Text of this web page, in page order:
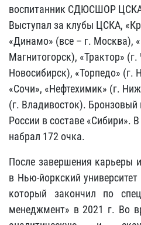
воспитанник СДЮCШОР
Выступал за клубы ЦСКА,
«Динамо» (все – г. Москва),
Магнитогорск), «Трактор»
Новосибирск), «Торпедо» (г.
«Сочи», «Нефтехимик» (г.
(г. Владивосток). Бронзовый
России в составе «Сибири».
набрал 172 очка.
После завершения карьеры
в Нью-йоркский
который закончил по
менеджмент» в 2021 г. Во